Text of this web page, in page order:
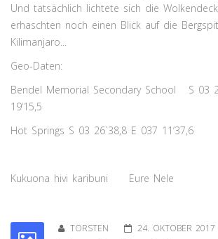
Und tatsächlich lichtete sich die
erhaschten noch einen Blick auf die
Kilimanjaro...
Geo-Daten:
Bendel Memorial Secondary School S 03
19‘15,5
Hot Springs S 03 26`38,8 E 037 11‘37,6
Kukuona hivi karibuni Eure Nele
TORSTEN 24. OKTOBER 2017